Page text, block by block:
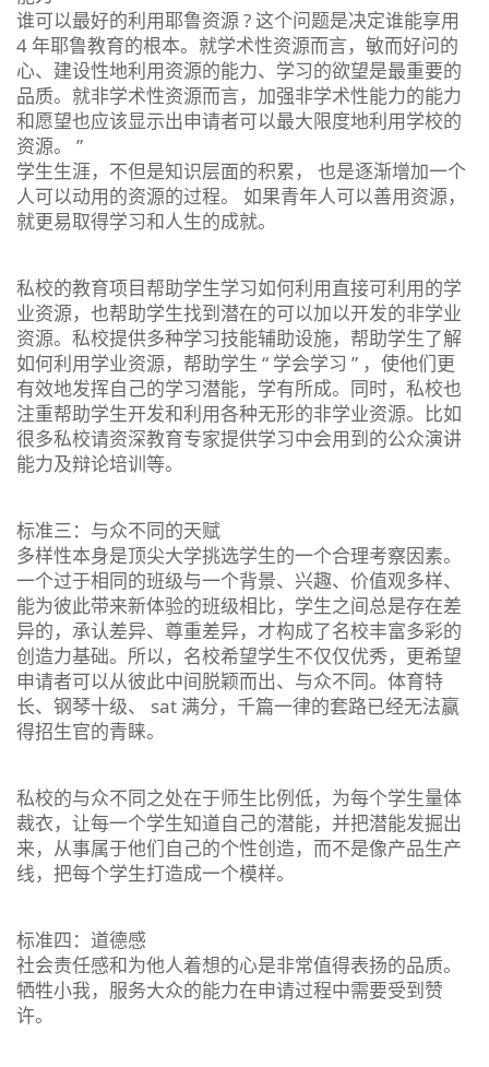
谁可以最好的利用耶鲁资源 ? 这个问题是决定谁能享用
4 年耶鲁教育的根本。就学术性资源而言，敏而好问的
心、建设性地利用资源的能力、学习的欲望是最重要的
品质。就非学术性资源而言，加强非学术性能力的能力
和愿望也应该显示出申请者可以最大限度地利用学校的
资源。 ”
学生生涯，不但是知识层面的积累， 也是逐渐增加一个
人可以动用的资源的过程。 如果青年人可以善用资源，
就更易取得学习和人生的成就。
私校的教育项目帮助学生学习如何利用直接可利用的学
业资源，也帮助学生找到潜在的可以加以开发的非学业
资源。私校提供多种学习技能辅助设施，帮助学生了解
如何利用学业资源，帮助学生 “ 学会学习 ” ，使他们更
有效地发挥自己的学习潜能，学有所成。同时，私校也
注重帮助学生开发和利用各种无形的非学业资源。比如
很多私校请资深教育专家提供学习中会用到的公众演讲
能力及辩论培训等。
标准三：与众不同的天赋
多样性本身是顶尖大学挑选学生的一个合理考察因素。
一个过于相同的班级与一个背景、兴趣、价值观多样、
能为彼此带来新体验的班级相比，学生之间总是存在差
异的，承认差异、尊重差异，才构成了名校丰富多彩的
创造力基础。所以，名校希望学生不仅仅优秀，更希望
申请者可以从彼此中间脱颖而出、与众不同。体育特
长、钢琴十级、 sat 满分，千篇一律的套路已经无法赢
得招生官的青睐。
私校的与众不同之处在于师生比例低，为每个学生量体
裁衣，让每一个学生知道自己的潜能，并把潜能发掘出
来，从事属于他们自己的个性创造，而不是像产品生产
线，把每个学生打造成一个模样。
标准四：道德感
社会责任感和为他人着想的心是非常值得表扬的品质。
牺牲小我，服务大众的能力在申请过程中需要受到赞
许。